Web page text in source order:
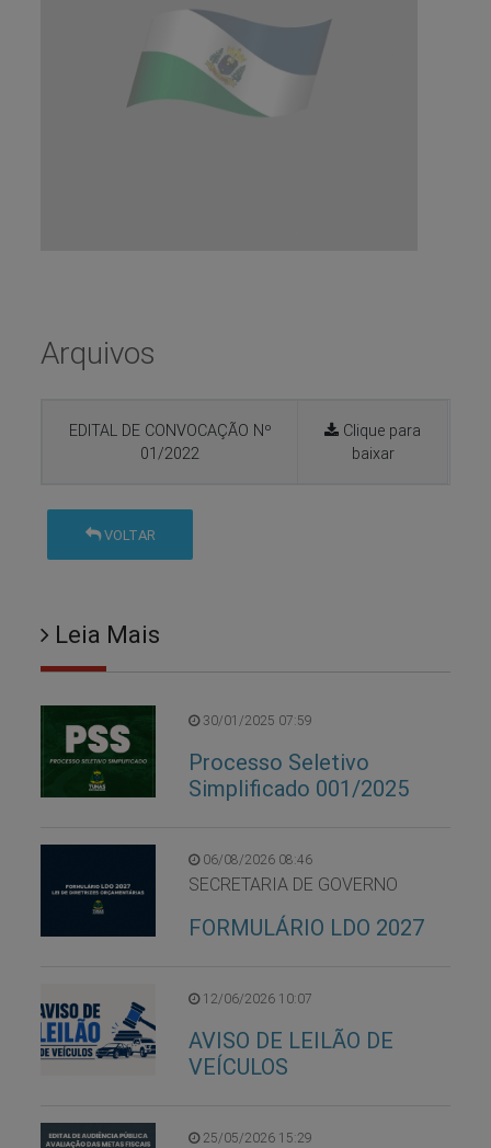
Arquivos
EDITAL DE CONVOCAÇÃO Nº
01/2022
Clique para
baixar
VOLTAR
Leia Mais
30/01/2025 07:59
Processo Seletivo
Simplificado 001/2025
06/08/2026 08:46
SECRETARIA DE GOVERNO
FORMULÁRIO LDO 2027
12/06/2026 10:07
AVISO DE LEILÃO DE
VEÍCULOS
25/05/2026 15:29